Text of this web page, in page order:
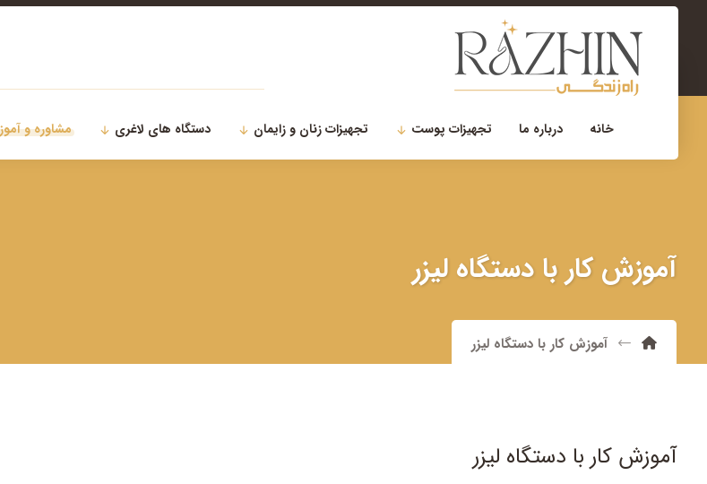
۰۲۱-۲۲۹۰۰۷۵۶
خانه درباره ما تجهیزات پوست تجهیزات زنان و زایمان دستگاه های لاغری مشاوره و
آموزش کار با دستگاه لیزر
آموزش کار با دستگاه لیزر
آموزش کار با دستگاه لیزر